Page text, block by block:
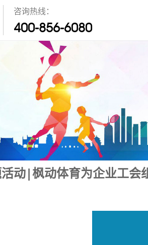
咨询热线：
400-856-6080
动|枫动体育为企业工会